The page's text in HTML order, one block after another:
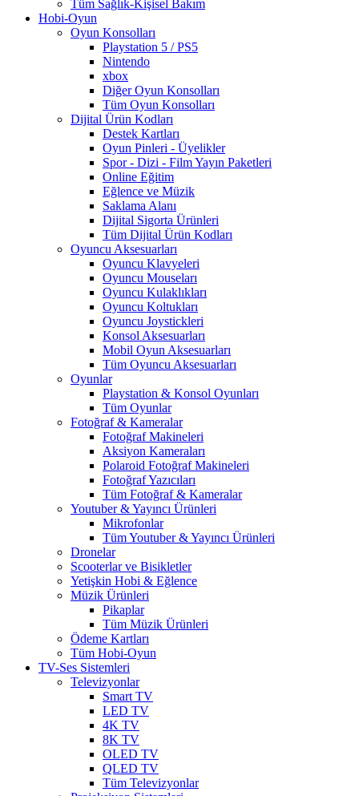
Tüm Sağlık-Kişisel Bakım
Hobi-Oyun
Oyun Konsolları
Playstation 5 / PS5
Nintendo
xbox
Diğer Oyun Konsolları
Tüm Oyun Konsolları
Dijital Ürün Kodları
Destek Kartları
Oyun Pinleri - Üyelikler
Spor - Dizi - Film Yayın Paketleri
Online Eğitim
Eğlence ve Müzik
Saklama Alanı
Dijital Sigorta Ürünleri
Tüm Dijital Ürün Kodları
Oyuncu Aksesuarları
Oyuncu Klavyeleri
Oyuncu Mouseları
Oyuncu Kulaklıkları
Oyuncu Koltukları
Oyuncu Joystickleri
Konsol Aksesuarları
Mobil Oyun Aksesuarları
Tüm Oyuncu Aksesuarları
Oyunlar
Playstation & Konsol Oyunları
Tüm Oyunlar
Fotoğraf & Kameralar
Fotoğraf Makineleri
Aksiyon Kameraları
Polaroid Fotoğraf Makineleri
Fotoğraf Yazıcıları
Tüm Fotoğraf & Kameralar
Youtuber & Yayıncı Ürünleri
Mikrofonlar
Tüm Youtuber & Yayıncı Ürünleri
Dronelar
Scooterlar ve Bisikletler
Yetişkin Hobi & Eğlence
Müzik Ürünleri
Pikaplar
Tüm Müzik Ürünleri
Ödeme Kartları
Tüm Hobi-Oyun
TV-Ses Sistemleri
Televizyonlar
Smart TV
LED TV
4K TV
8K TV
OLED TV
QLED TV
Tüm Televizyonlar